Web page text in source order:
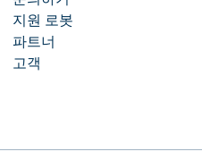
지원 로봇
파트너
고객